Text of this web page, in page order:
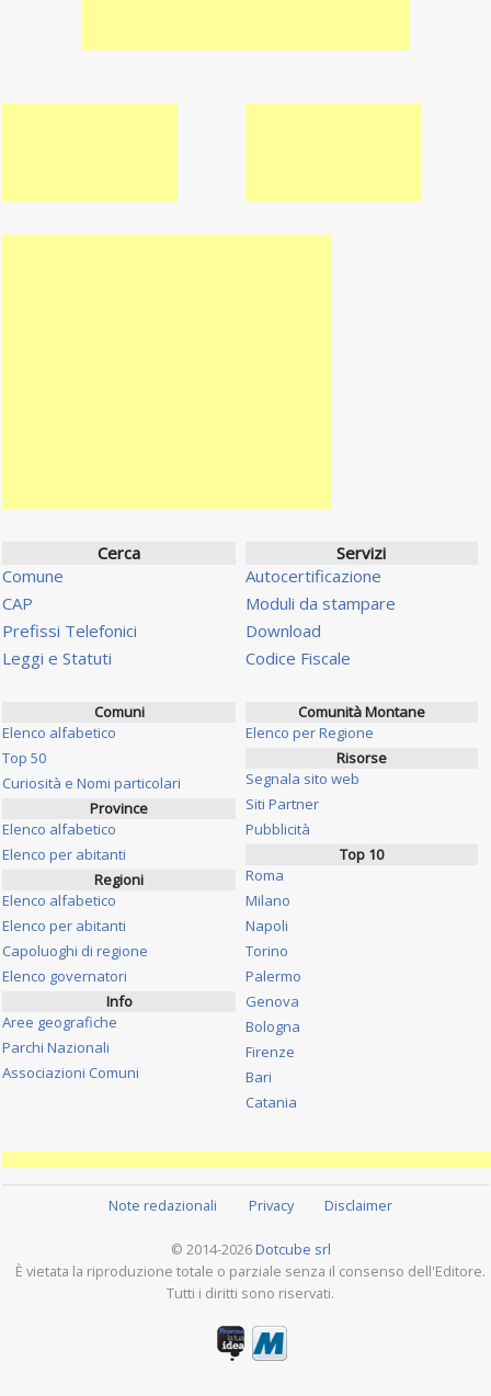
Cerca
Comune
CAP
Prefissi Telefonici
Leggi e Statuti
Servizi
Autocertificazione
Moduli da stampare
Download
Codice Fiscale
Comuni
Elenco alfabetico
Top 50
Curiosità e Nomi particolari
Province
Elenco alfabetico
Elenco per abitanti
Regioni
Elenco alfabetico
Elenco per abitanti
Capoluoghi di regione
Elenco governatori
Info
Aree geografiche
Parchi Nazionali
Associazioni Comuni
Comunità Montane
Elenco per Regione
Risorse
Segnala sito web
Siti Partner
Pubblicità
Top 10
Roma
Milano
Napoli
Torino
Palermo
Genova
Bologna
Firenze
Bari
Catania
Note redazionali Privacy Disclaimer
© 2014-2026 Dotcube srl
È vietata la riproduzione totale o parziale senza il consenso dell'Editore.
Tutti i diritti sono riservati.